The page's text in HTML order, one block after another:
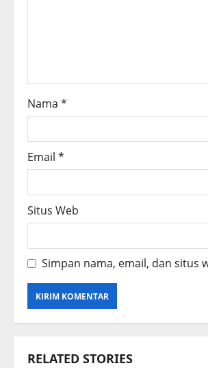
i
o
n
Nama *
Email *
Situs Web
Simpan nama, email, dan situs
RELATED STORIES